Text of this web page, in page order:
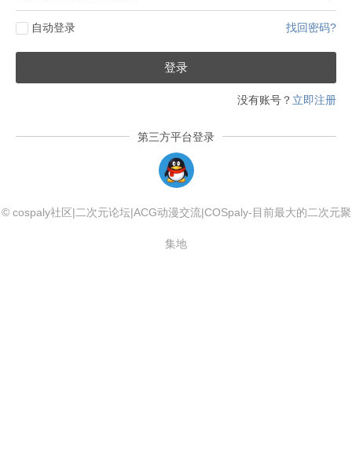
自动登录 找回密码?
登录
没有账号？ 立即注册
第三方平台登录
© cospaly社区|二次元论坛|ACG动漫交流|COSpaly-目前最大的二次元聚
集地